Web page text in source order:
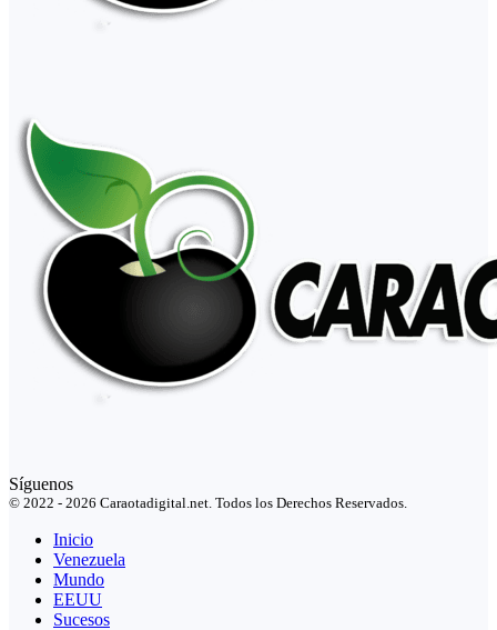
Síguenos
© 2022 - 2026 Caraotadigital.net. Todos los Derechos Reservados.
Inicio
Venezuela
Mundo
EEUU
Sucesos